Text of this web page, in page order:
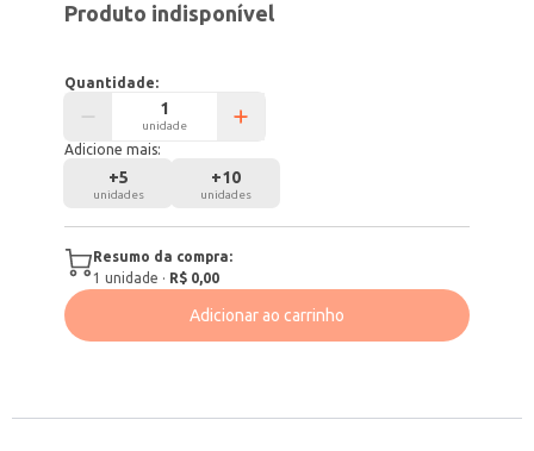
Produto indisponível
Quantidade:
unidade
Adicione mais:
+5
unidades
+10
unidades
Resumo da compra:
1 unidade · R$ 0,00
Adicionar ao carrinho